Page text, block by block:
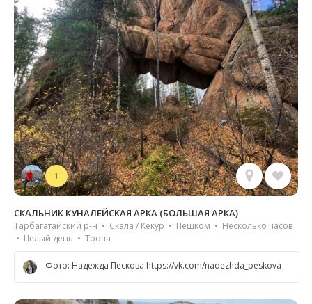
1
СКАЛЬНИК КУНАЛЕЙСКАЯ АРКА (БОЛЬШАЯ АРКА)
Тарбагатайский р-н • Скала / Кекур • Пешком • Несколько часов
• Целый день • Тропа
Фото: Надежда Пескова https://vk.com/nadezhda_peskova